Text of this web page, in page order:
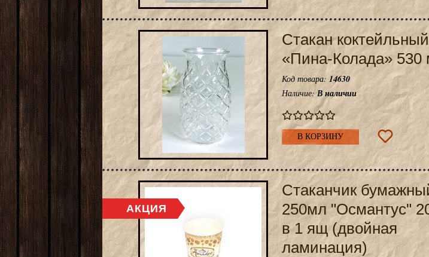
Стакан коктейльный
«Пина-Колада» 530
Код товара: 14630
Наличие:В наличии
В КОРЗИНУ
Стаканчик
250мл "Османтус"
в 1 ящ (двойная
ламинация)